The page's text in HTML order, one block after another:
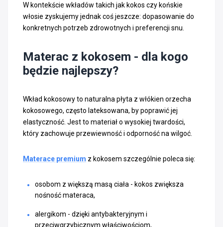
W kontekście wkładów takich jak kokos czy końskie
włosie zyskujemy jednak coś jeszcze: dopasowanie do
konkretnych potrzeb zdrowotnych i preferencji snu.
Materac z kokosem - dla kogo
będzie najlepszy?
Wkład kokosowy to naturalna płyta z włókien orzecha
kokosowego, często lateksowana, by poprawić jej
elastyczność. Jest to materiał o wysokiej twardości,
który zachowuje przewiewność i odporność na wilgoć.
Materace premium z kokosem szczególnie poleca się:
osobom z większą masą ciała - kokos zwiększa
nośność materaca,
alergikom - dzięki antybakteryjnym i
przeciwgrzybicznym właściwościom,